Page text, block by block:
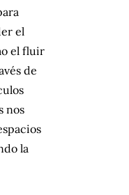
el
el fluir
de
nos
la